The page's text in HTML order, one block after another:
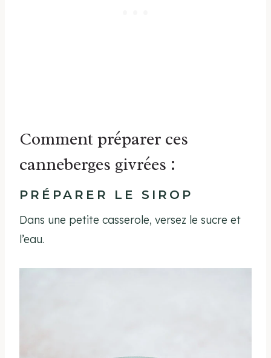
Comment préparer ces
canneberges givrées :
PRÉPARER LE SIROP
Dans une petite casserole, versez le sucre et
l’eau.